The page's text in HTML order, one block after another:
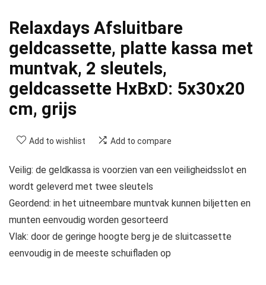
Relaxdays Afsluitbare
geldcassette, platte kassa met
muntvak, 2 sleutels,
geldcassette HxBxD: 5x30x20
cm, grijs
Add to wishlist Add to compare
Veilig: de geldkassa is voorzien van een veiligheidsslot en
wordt geleverd met twee sleutels
Geordend: in het uitneembare muntvak kunnen biljetten en
munten eenvoudig worden gesorteerd
Vlak: door de geringe hoogte berg je de sluitcassette
eenvoudig in de meeste schuifladen op